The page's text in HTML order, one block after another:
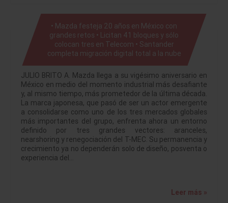
• Mazda festeja 20 años en México con
grandes retos • Licitan 41 bloques y sólo
colocan tres en Telecom • Santander
completa migración digital total a la nube
JULIO BRITO A. Mazda llega a su vigésimo aniversario en
México en medio del momento industrial más desafiante
y, al mismo tiempo, más prometedor de la última década.
La marca japonesa, que pasó de ser un actor emergente
a consolidarse como uno de los tres mercados globales
más importantes del grupo, enfrenta ahora un entorno
definido por tres grandes vectores: aranceles,
nearshoring y renegociación del T-MEC. Su permanencia y
crecimiento ya no dependerán solo de diseño, posventa o
experiencia del…
Leer más »